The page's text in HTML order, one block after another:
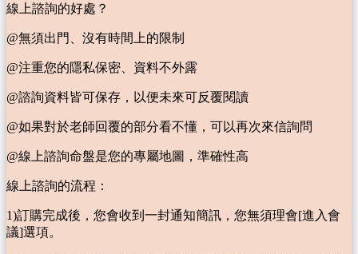
線上諮詢的好處？
@無須出門、沒有時間上的限制
@注重您的隱私保密、資料不外露
@諮詢資料皆可保存，以便未來可反覆閱讀
@如果對於老師回覆的部分看不懂，可以再次來信詢問
@線上諮詢命盤是您的專屬地圖，準確性高
線上諮詢的流程：
1)訂購完成後，您會收到一封通知簡訊，您無須理會[進入會
議]選項。